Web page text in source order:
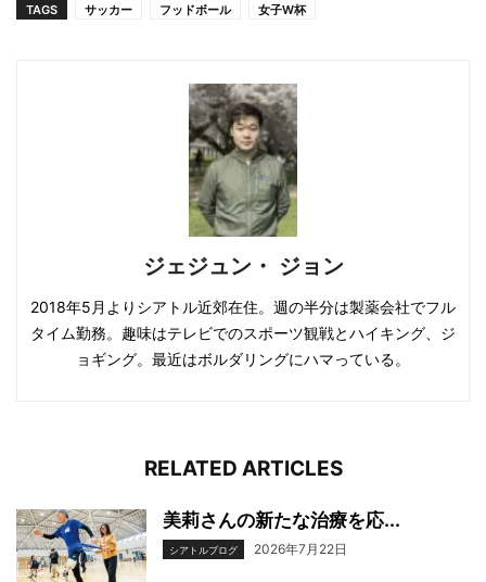
TAGS サッカー フッドボール 女子W杯
ジェジュン・ ジョン
2018年5月よりシアトル近郊在住。週の半分は製薬会社でフル
タイム勤務。趣味はテレビでのスポーツ観戦とハイキング、ジ
ョギング。最近はボルダリングにハマっている。
RELATED ARTICLES
美莉さんの新たな治療を応...
シアトルブログ 2026年7月22日